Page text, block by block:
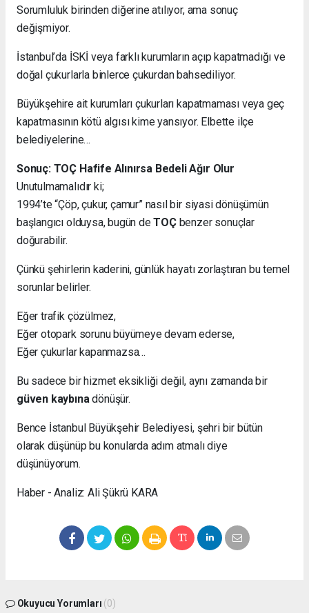
Sorumluluk birinden diğerine atılıyor, ama sonuç
değişmiyor.
İstanbul’da İSKİ veya farklı kurumların açıp kapatmadığı ve
doğal çukurlarla binlerce çukurdan bahsediliyor.
Büyükşehire ait kurumları çukurları kapatmaması veya geç
kapatmasının kötü algısı kime yansıyor. Elbette ilçe
belediyelerine…
Sonuç: TOÇ Hafife Alınırsa Bedeli Ağır Olur
Unutulmamalıdır ki;
1994’te “Çöp, çukur, çamur” nasıl bir siyasi dönüşümün
başlangıcı olduysa, bugün deTOÇbenzer sonuçlar
doğurabilir.
Çünkü şehirlerin kaderini, günlük hayatı zorlaştıran bu temel
sorunlar belirler.
Eğer trafik çözülmez,
Eğer otopark sorunu büyümeye devam ederse,
Eğer çukurlar kapanmazsa…
Bu sadece bir hizmet eksikliği değil, aynı zamanda bir
güven kaybınadönüşür.
Bence İstanbul Büyükşehir Belediyesi, şehri bir bütün
olarak düşünüp bu konularda adım atmalı diye
düşünüyorum.
Haber - Analiz: Ali Şükrü KARA
Okuyucu Yorumları (0)